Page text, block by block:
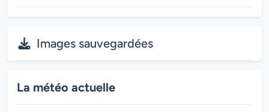
Images sauvegardées
La météo actuelle